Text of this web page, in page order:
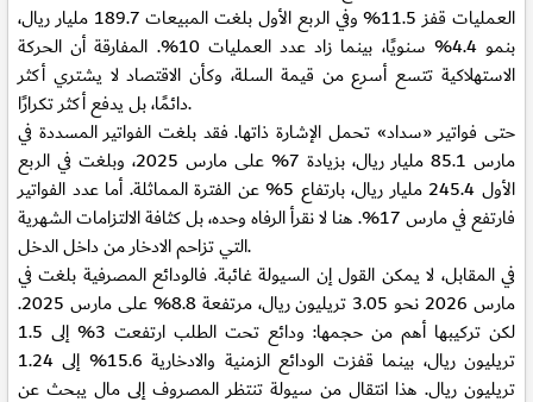
العمليات قفز 11.5% وفي الربع الأول بلغت المبيعات 189.7 مليار ريال،
بنمو 4.4% سنويًا، بينما زاد عدد العمليات 10%. المفارقة أن الحركة
الاستهلاكية تتسع أسرع من قيمة السلة، وكأن الاقتصاد لا يشتري أكثر
دائمًا، بل يدفع أكثر تكرارًا.
حتى فواتير «سداد» تحمل الإشارة ذاتها. فقد بلغت الفواتير المسددة في
مارس 85.1 مليار ريال، بزيادة 7% على مارس 2025، وبلغت في الربع
الأول 245.4 مليار ريال، بارتفاع 5% عن الفترة المماثلة. أما عدد الفواتير
فارتفع في مارس 17%. هنا لا نقرأ الرفاه وحده، بل كثافة الالتزامات الشهرية
التي تزاحم الادخار من داخل الدخل.
في المقابل، لا يمكن القول إن السيولة غائبة. فالودائع المصرفية بلغت في
مارس 2026 نحو 3.05 تريليون ريال، مرتفعة 8.8% على مارس 2025.
لكن تركيبها أهم من حجمها: ودائع تحت الطلب ارتفعت 3% إلى 1.5
تريليون ريال، بينما قفزت الودائع الزمنية والادخارية 15.6% إلى 1.24
تريليون ريال. هذا انتقال من سيولة تنتظر المصروف إلى مال يبحث عن